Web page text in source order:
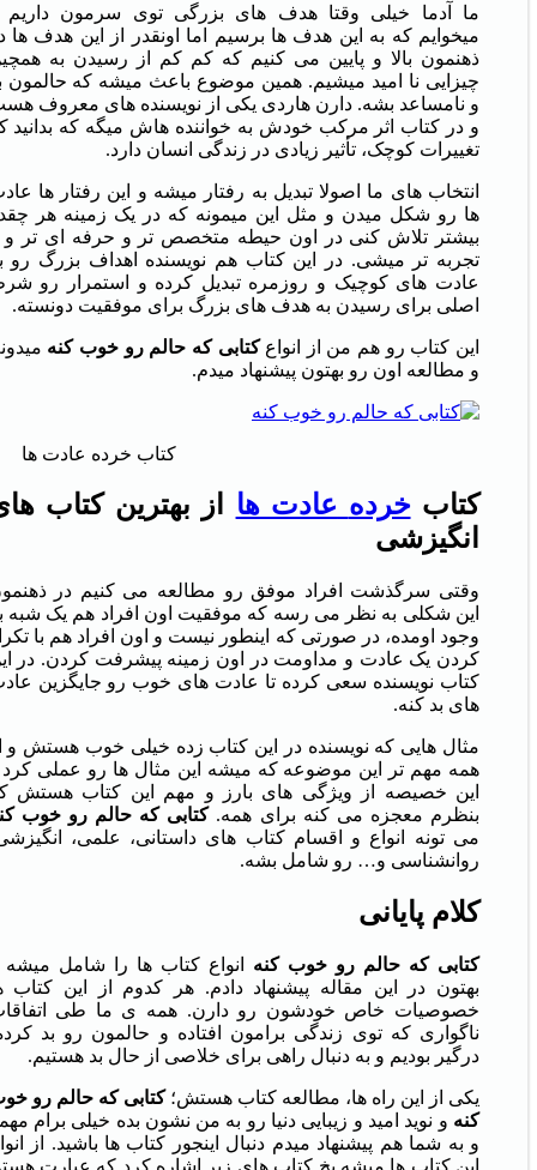
ما آدما خیلی وقتا هدف های بزرگی توی سرمون داریم
میخوایم که به این هدف ها برسیم اما اونقدر از این هدف ها
ذهنمون بالا و پایین می کنیم که کم کم از رسیدن به
چیزایی نا امید میشیم. همین موضوع باعث میشه که حالمون
و نامساعد بشه. دارن هاردی یکی از نویسنده های معروف
و در کتاب اثر مرکب خودش به خواننده هاش میگه که بدانید
تغییرات کوچک، تأثیر زیادی در زندگی انسان دارد.
انتخاب های ما اصولا تبدیل به رفتار میشه و این رفتار ها
ها رو شکل میدن و مثل این میمونه که در یک زمینه هر
بیشتر تلاش کنی در اون حیطه متخصص تر و حرفه ای تر و
تجربه تر میشی. در این کتاب هم نویسنده اهداف بزرگ رو
عادت های کوچیک و روزمره تبدیل کرده و استمرار رو
اصلی برای رسیدن به هدف های بزرگ برای موفقیت دونسته.
این کتاب رو هم من از انواعکتابی که حالم رو خوب کنه
و مطالعه اون رو بهتون پیشنهاد میدم.
کتاب خرده عادت ها
کتاب خرده عادت ها از بهترین کتاب
انگیزشی
وقتی سرگذشت افراد موفق رو مطالعه می کنیم در
این شکلی به نظر می رسه که موفقیت اون افراد هم یک شبه
وجود اومده، در صورتی که اینطور نیست و اون افراد هم با
کردن یک عادت و مداومت در اون زمینه پیشرفت کردن. در
کتاب نویسنده سعی کرده تا عادت های خوب رو جایگزین
های بد کنه.
مثال هایی که نویسنده در این کتاب زده خیلی خوب هستش و
همه مهم تر این موضوعه که میشه این مثال ها رو عملی
این خصیصه از ویژگی های بارز و مهم این کتاب هستش
بنظرم معجزه می کنه برای همه.کتابی که حالم رو خوب
می تونه انواع و اقسام کتاب های داستانی، علمی،
روانشناسی و… رو شامل بشه.
کلام پایانی
کتابی که حالم رو خوب کنه انواع کتاب ها را شامل
بهتون در این مقاله پیشنهاد دادم. هر کدوم از این کتاب
خصوصیات خاص خودشون رو دارن. همه ی ما طی
ناگواری که توی زندگی برامون افتاده و حالمون رو بد
درگیر بودیم و به دنبال راهی برای خلاصی از حال بد هستیم.
یکی از این راه ها، مطالعه کتاب هستش؛کتابی که حالم رو
کنه و نوید امید و زیبایی دنیا رو به من نشون بده خیلی برام
و به شما هم پیشنهاد میدم دنبال اینجور کتاب ها باشید. از